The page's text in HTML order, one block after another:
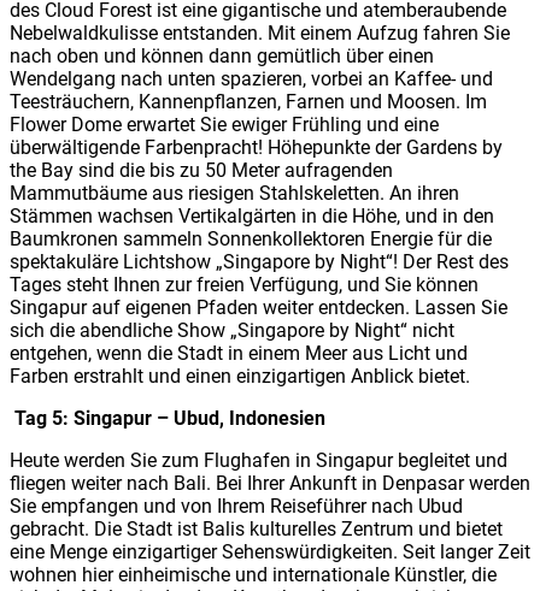
des Cloud Forest ist eine gigantische und atemberaubende
Nebelwaldkulisse entstanden. Mit einem Aufzug fahren Sie
nach oben und können dann gemütlich über einen
Wendelgang nach unten spazieren, vorbei an Kaffee- und
Teesträuchern, Kannenpflanzen, Farnen und Moosen. Im
Flower Dome erwartet Sie ewiger Frühling und eine
überwältigende Farbenpracht! Höhepunkte der Gardens by
the Bay sind die bis zu 50 Meter aufragenden
Mammutbäume aus riesigen Stahlskeletten. An ihren
Stämmen wachsen Vertikalgärten in die Höhe, und in den
Baumkronen sammeln Sonnenkollektoren Energie für die
spektakuläre Lichtshow „Singapore by Night“! Der Rest des
Tages steht Ihnen zur freien Verfügung, und Sie können
Singapur auf eigenen Pfaden weiter entdecken. Lassen Sie
sich die abendliche Show „Singapore by Night“ nicht
entgehen, wenn die Stadt in einem Meer aus Licht und
Farben erstrahlt und einen einzigartigen Anblick bietet.
Tag 5: Singapur – Ubud, Indonesien
Heute werden Sie zum Flughafen in Singapur begleitet und
fliegen weiter nach Bali. Bei Ihrer Ankunft in Denpasar werden
Sie empfangen und von Ihrem Reiseführer nach Ubud
gebracht. Die Stadt ist Balis kulturelles Zentrum und bietet
eine Menge einzigartiger Sehenswürdigkeiten. Seit langer Zeit
wohnen hier einheimische und internationale Künstler, die